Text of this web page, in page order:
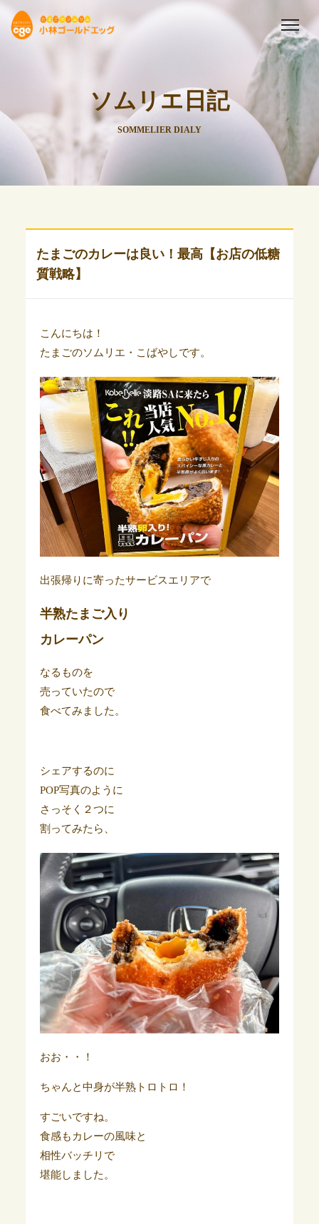
ソムリエ日記
SOMMELIER DIALY
たまごのカレーは良い！最高【お店の低糖
質戦略】
こんにちは！
たまごのソムリエ・こばやしです。
出張帰りに寄ったサービスエリアで
半熟たまご入り
カレーパン
なるものを
売っていたので
食べてみました。
シェアするのに
POP写真のように
さっそく２つに
割ってみたら、
おお・・！
ちゃんと中身が半熟トロトロ！
すごいですね。
食感もカレーの風味と
相性バッチリで
堪能しました。